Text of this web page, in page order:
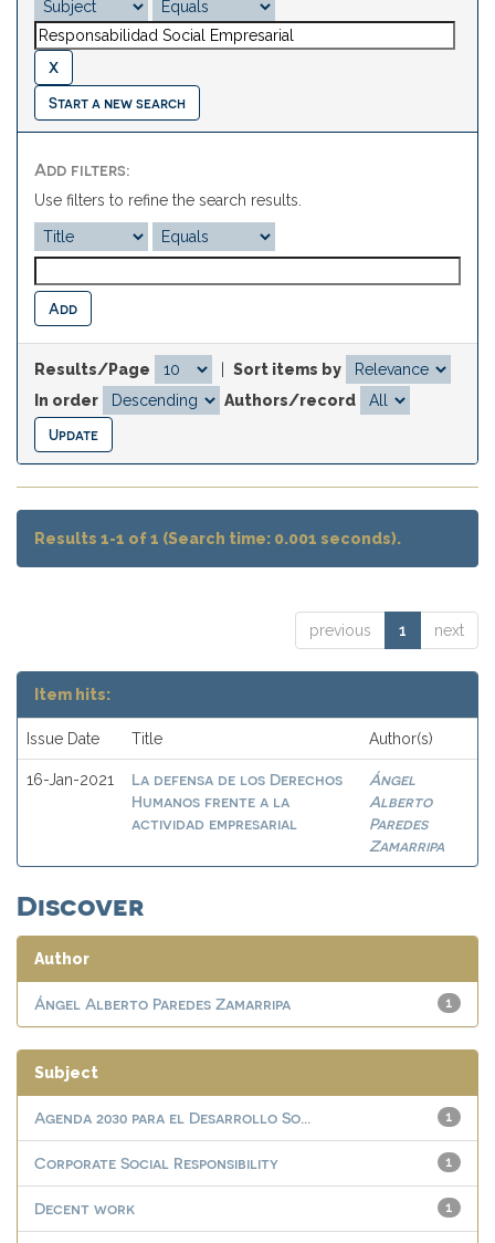
Start a new search
Add filters:
Use filters to refine the search results.
Results/Page
Sort items by
In order
Authors/record
Results 1-1 of 1 (Search time: 0.001 seconds).
previous 1 next
Item hits:
Issue Date Title Author(s)
16-Jan-2021
La defensa de los Derechos
Humanos frente a la
actividad empresarial
Ángel
Alberto
Paredes
Zamarripa
Discover
Author
1
Ángel Alberto Paredes Zamarripa
Subject
1
Agenda 2030 para el Desarrollo So...
1
Corporate Social Responsibility
1
Decent work